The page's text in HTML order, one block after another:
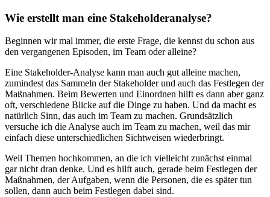
Wie erstellt man eine Stakeholderanalyse?
Beginnen wir mal immer, die erste Frage, die kennst du schon aus
den vergangenen Episoden, im Team oder alleine?
Eine Stakeholder-Analyse kann man auch gut alleine machen,
zumindest das Sammeln der Stakeholder und auch das Festlegen der
Maßnahmen. Beim Bewerten und Einordnen hilft es dann aber ganz
oft, verschiedene Blicke auf die Dinge zu haben. Und da macht es
natürlich Sinn, das auch im Team zu machen. Grundsätzlich
versuche ich die Analyse auch im Team zu machen, weil das mir
einfach diese unterschiedlichen Sichtweisen wiederbringt.
Weil Themen hochkommen, an die ich vielleicht zunächst einmal
gar nicht dran denke. Und es hilft auch, gerade beim Festlegen der
Maßnahmen, der Aufgaben, wenn die Personen, die es später tun
sollen, dann auch beim Festlegen dabei sind.